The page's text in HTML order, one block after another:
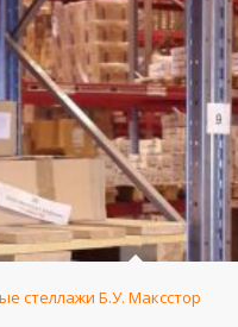
стеллажи Б.У. Максстор